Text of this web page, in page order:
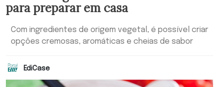
para preparar em casa
Com ingredientes de origem vegetal, é possível criar
opções cremosas, aromáticas e cheias de sabor
EdiCase